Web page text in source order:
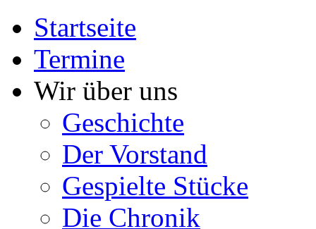
Startseite
Termine
Wir über uns
Geschichte
Der Vorstand
Gespielte Stücke
Die Chronik